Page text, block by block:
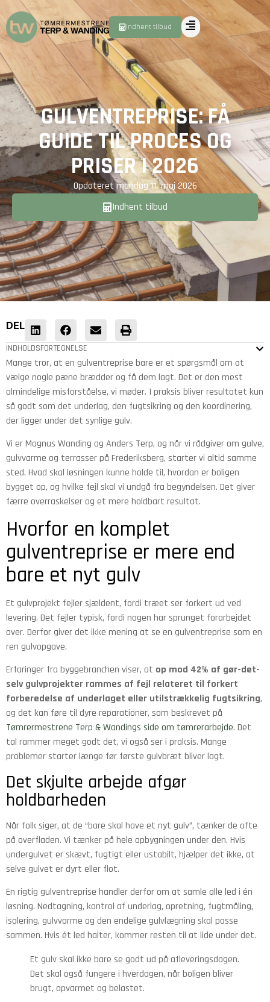
Indhent tilbud
GULVENTREPRISE: FÅ
GUIDE TIL PROCES OG
PRISER I 2026
Opdateret mandag 11. maj 2026
Indhent tilbud
DEL
INDHOLDSFORTEGNELSE
Mange tror, at en gulventreprise bare er et spørgsmål om at
vælge nogle pæne brædder og få dem lagt. Det er den mest
almindelige misforståelse, vi møder. I praksis bliver resultatet kun
så godt som det underlag, den fugtsikring og den koordinering,
der ligger under det synlige gulv.
Vi er Magnus Wanding og Anders Terp, og når vi rådgiver om gulve,
gulvvarme og terrasser på Frederiksberg, starter vi altid samme
sted. Hvad skal løsningen kunne holde til, hvordan er boligen
bygget op, og hvilke fejl skal vi undgå fra begyndelsen. Det giver
færre overraskelser og et mere holdbart resultat.
Hvorfor en komplet
gulventreprise er mere end
bare et nyt gulv
Et gulvprojekt fejler sjældent, fordi træet ser forkert ud ved
levering. Det fejler typisk, fordi nogen har sprunget forarbejdet
over. Derfor giver det ikke mening at se en gulventreprise som en
ren gulvopgave.
Erfaringer fra byggebranchen viser, at op mod 42% af gør-det-
selv gulvprojekter rammes af fejl relateret til forkert
forberedelse af underlaget eller utilstrækkelig fugtsikring,
og det kan føre til dyre reparationer, som beskrevet på
Tømrermestrene Terp & Wandings side om tømrerarbejde. Det
tal rammer meget godt det, vi også ser i praksis. Mange
problemer starter længe før første gulvbræt bliver lagt.
Det skjulte arbejde afgør
holdbarheden
Når folk siger, at de “bare skal have et nyt gulv”, tænker de ofte
på overfladen. Vi tænker på hele opbygningen under den. Hvis
undergulvet er skævt, fugtigt eller ustabilt, hjælper det ikke, at
selve gulvet er dyrt eller flot.
En rigtig gulventreprise handler derfor om at samle alle led i én
løsning. Nedtagning, kontrol af underlag, opretning, fugtmåling,
isolering, gulvvarme og den endelige gulvlægning skal passe
sammen. Hvis ét led halter, kommer resten til at lide under det.
Et gulv skal ikke bare se godt ud på afleveringsdagen.
Det skal også fungere i hverdagen, når boligen bliver
brugt, opvarmet og belastet.